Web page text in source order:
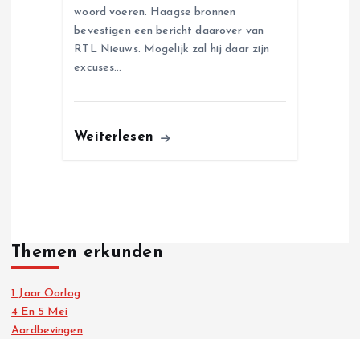
woord voeren. Haagse bronnen
bevestigen een bericht daarover van
RTL Nieuws. Mogelijk zal hij daar zijn
excuses…
Weiterlesen
Themen erkunden
1 Jaar Oorlog
4 En 5 Mei
Aardbevingen